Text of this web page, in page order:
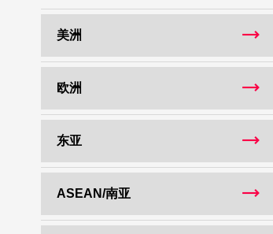
美洲
欧洲
东亚
ASEAN/南亚